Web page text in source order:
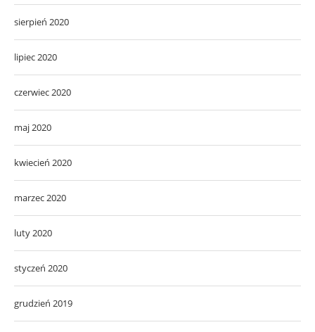
sierpień 2020
lipiec 2020
czerwiec 2020
maj 2020
kwiecień 2020
marzec 2020
luty 2020
styczeń 2020
grudzień 2019